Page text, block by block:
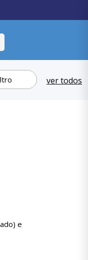
ver todos
e